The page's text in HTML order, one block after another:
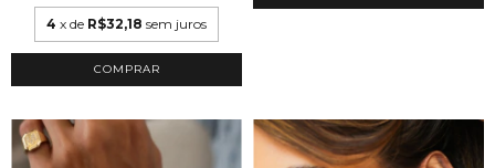
4 x de R$32,18 sem juros
COMPRAR